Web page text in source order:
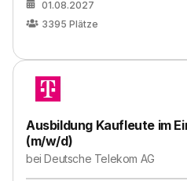
01.08.2027
3395 Plätze
Ausbildung Kaufleute im
(m/w/d)
beiDeutsche Telekom AG